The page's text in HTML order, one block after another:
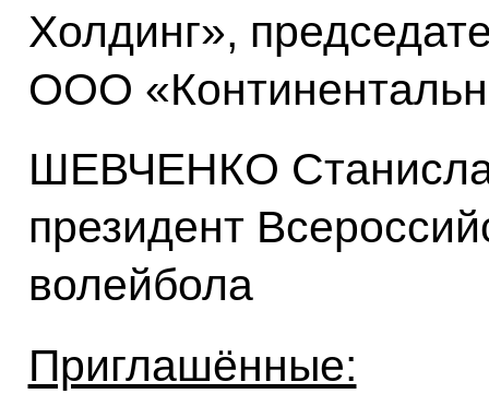
Холдинг»,
ООО
ШЕВЧЕНКО
президент
волейбола
Приглашённые: